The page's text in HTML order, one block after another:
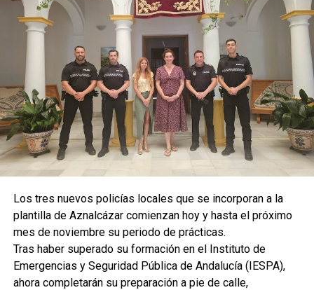
Los tres nuevos policías locales que se incorporan a la
plantilla de Aznalcázar comienzan hoy y hasta el próximo
mes de noviembre su periodo de prácticas.
Tras haber superado su formación en el Instituto de
Emergencias y Seguridad Pública de Andalucía (IESPA),
ahora completarán su preparación a pie de calle,